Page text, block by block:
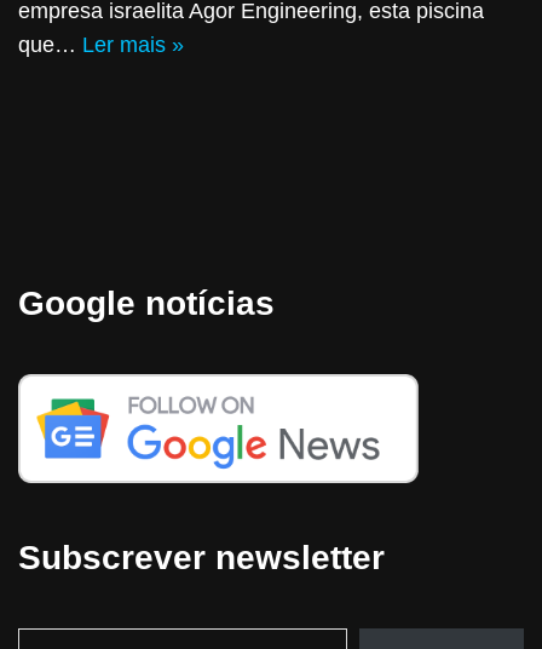
empresa israelita Agor Engineering, esta piscina
que… Ler mais »
Google notícias
Subscrever newsletter